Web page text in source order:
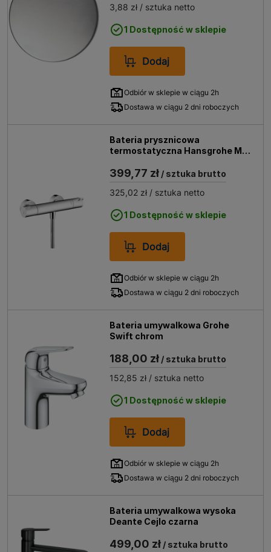
3,88 zł / sztuka netto
1 Dostępność w sklepie
Dodaj
Odbiór w sklepie w ciągu 2h
Dostawa w ciągu 2 dni roboczych
Bateria prysznicowa
termostatyczna Hansgrohe My
399,77 zł / sztuka brutto
325,02 zł / sztuka netto
1 Dostępność w sklepie
Dodaj
Odbiór w sklepie w ciągu 2h
Dostawa w ciągu 2 dni roboczych
Bateria umywalkowa Grohe
Swift chrom
188,00 zł / sztuka brutto
152,85 zł / sztuka netto
1 Dostępność w sklepie
Dodaj
Odbiór w sklepie w ciągu 2h
Dostawa w ciągu 2 dni roboczych
Bateria umywalkowa wysoka
Deante Cejlo czarna
499,00 zł / sztuka brutto